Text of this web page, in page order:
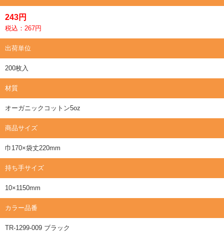
243円
税込：267円
出荷単位
200枚入
材質
オーガニックコットン5oz
商品サイズ
巾170×袋丈220mm
持ち手サイズ
10×1150mm
カラー品番
TR-1299-009 ブラック